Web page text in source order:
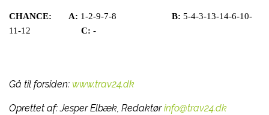
CHANCE: A: 1-2-9-7-8 B: 5-4-3-13-14-6-10-
11-12
C: -
Gå til forsiden: www.trav24.dk
Oprettet af:Jesper Elbæk, Redaktør info@trav24.dk